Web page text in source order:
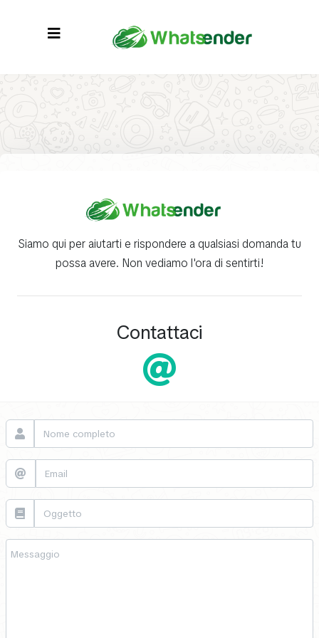
Siamo qui per aiutarti e rispondere a qualsiasi domanda tu
possa avere. Non vediamo l'ora di sentirti!
Contattaci